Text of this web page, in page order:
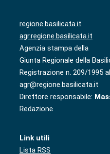
regione.basilicata.it
agr.regione.basilicata.it
Agenzia stampa della
Giunta Regionale della
Registrazione n. 209/1995
agr@regione.basilicata.it
Direttore responsabile:
Redazione
Link utili
Lista RSS